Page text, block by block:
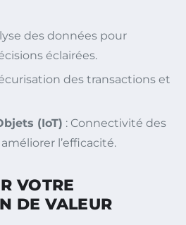
des données pour
éclairées.
des transactions et
(IoT) : Connectivité des
l’efficacité.
VOTRE
DE VALEUR